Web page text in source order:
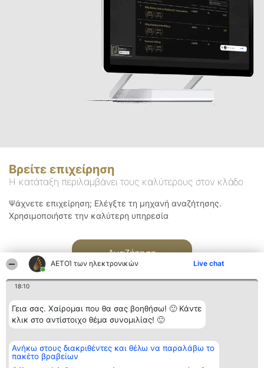
ΑΕΤΟΊ των ηλεκτρονικών Live chat
18:10
Γεια σας. Χαίρομαι που θα σας βοηθήσω! 🙂 Κάντε
κλικ στο αντίστοιχο θέμα συνομιλίας! 🙂
Ανήκω στους διακριθέντες και θέλω να παραλάβω το
πακέτο βραβείων
Βρείτε επιχείρηση
Η κατάταξη περιλαμβάνει τους καλύτερους στον κλάδο
Ψάχνετε επιχείρηση; Ελέγξτε τη μηχανή αναζήτησης.
Χρησιμοποιήστε την καλύτερη υπηρεσία
Αναζήτηση
Διοργανωτής της
κατάταξης
BEAUTIFUL COMPANY
Κατάταξη
Διακριθέντες
των
Επικοινωνία
Επικοινωνία